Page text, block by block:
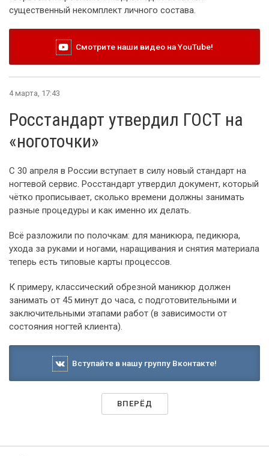
существенный некомплект личного состава.
Смотрите наши видео на YouTube!
4 марта, 17:43
Росстандарт утвердил ГОСТ на
«ноготочки»
С 30 апреля в России вступает в силу новый стандарт на
ногтевой сервис. Росстандарт утвердил документ, который
чётко прописывает, сколько времени должны занимать
разные процедуры и как именно их делать.
Всё разложили по полочкам: для маникюра, педикюра,
ухода за руками и ногами, наращивания и снятия материала
теперь есть типовые карты процессов.
К примеру, классический обрезной маникюр должен
занимать от 45 минут до часа, с подготовительными и
заключительными этапами работ (в зависимости от
состояния ногтей клиента).
Вступайте в нашу группу Вконтакте!
ВПЕРЁД